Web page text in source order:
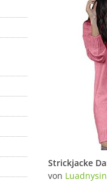
von Luadnysin